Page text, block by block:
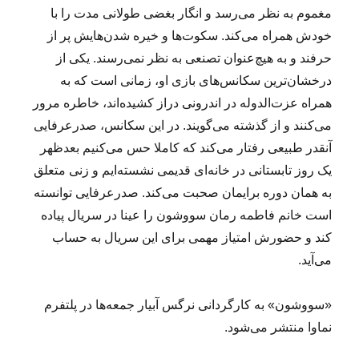
مغموم به نظر می‌رسد و انگار بغضی طولانی مدت را با
خودش همراه می‌کند. سکوت‌ها و خیره شدن‌هایش پر از
حرفند و به هیچ‌عنوان تصنعی به نظر نمی‌رسند. یکی از
درخشان‌ترین سکانس‌های بازی او، زمانی است که به
همراه عزت‌الدوله در اندرونی دراز کشیده‌اند، خاطره مرور
می‌کنند و از گذشته می‌گویند. در این سکانس، صدرعرفایی
آنقدر طبیعی رفتار می‌کند که کاملا حس می‌کنیم بعدظهر
یک روز تابستانی در خانه‌ای قدیمی نشسته‌ایم و زنی متعلق
به همان دوره برایمان صحبت می‌کند. صدرعرفایی توانسته
است خانم فاطمه رمان سووشون را عینا در سریال پیاده
کند و حضورش امتیاز مهمی برای این سریال به حساب
می‌آید.
«سووشون» به کارگردانی نرگس آبیار جمعه‌ها در پلتفرم
نماوا منتشر می‌شود.